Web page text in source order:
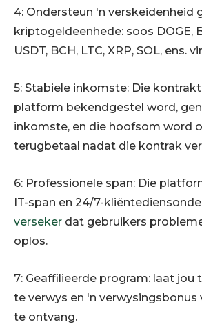
4: Ondersteun 'n verskeidenheid
kriptogeldeenhede: soos DOGE,
USDT, BCH, LTC, XRP, SOL, ens.
5: Stabiele inkomste: Die
platform bekendgestel word,
inkomste, en die hoofsom word
terugbetaal nadat die kontrak
6: Professionele span: Die
IT-span en 24/7-
verseker dat gebruikers
oplos.
7: Geaffilieerde program: laat jou
te verwys en 'n verwysingsbonus
te ontvang.